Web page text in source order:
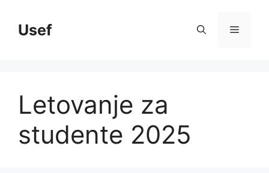
contentUsef Menu
Letovanje za
studente 2025